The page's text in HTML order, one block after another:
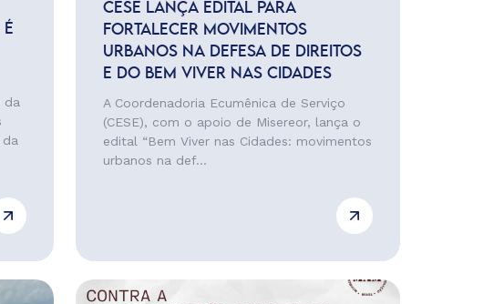
É
da
CESE LANÇA EDITAL PARA
FORTALECER MOVIMENTOS
URBANOS NA DEFESA DE DIREITOS
E DO BEM VIVER NAS CIDADES
A Coordenadoria Ecumênica de Serviço
(CESE), com o apoio de Misereor, lança o
edital “Bem Viver nas Cidades: movimentos
urbanos na def...